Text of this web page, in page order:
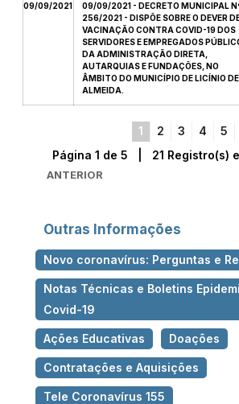
09/09/2021
09/09/2021 - DECRETO MUNICIPAL
256/2021 - DISPÕE SOBRE O DEVER
VACINAÇÃO CONTRA COVID-19 DOS
SERVIDORES E EMPREGADOS
DA ADMINISTRAÇÃO DIRETA,
AUTARQUIAS E FUNDAÇÕES, NO
ÂMBITO DO MUNICÍPIO DE LICÍNIO DE
ALMEIDA.
1 2 3 4 5
ANTERIOR
Página 1 de 5 | 21 Registro(s)
Outras Informações
Novo coronavírus: Perguntas e
Notas Técnicas e Boletins
Covid-19
Ações Educativas Doações
Contratações e Aquisições
Tele Coronavírus 155